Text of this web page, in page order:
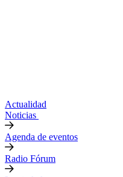
Actualidad
Noticias
Agenda de eventos
Radio Fórum